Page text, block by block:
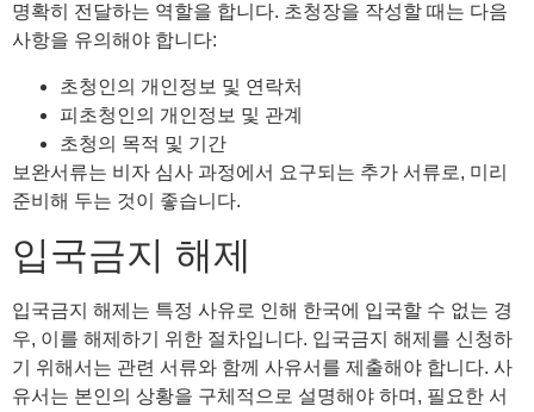
명확히 전달하는 역할을 합니다. 초청장을 작성할 때는 다음
사항을 유의해야 합니다:
초청인의 개인정보 및 연락처
피초청인의 개인정보 및 관계
초청의 목적 및 기간
보완서류는 비자 심사 과정에서 요구되는 추가 서류로, 미리
준비해 두는 것이 좋습니다.
입국금지 해제
입국금지 해제는 특정 사유로 인해 한국에 입국할 수 없는 경
우, 이를 해제하기 위한 절차입니다. 입국금지 해제를 신청하
기 위해서는 관련 서류와 함께 사유서를 제출해야 합니다. 사
유서는 본인의 상황을 구체적으로 설명해야 하며, 필요한 서